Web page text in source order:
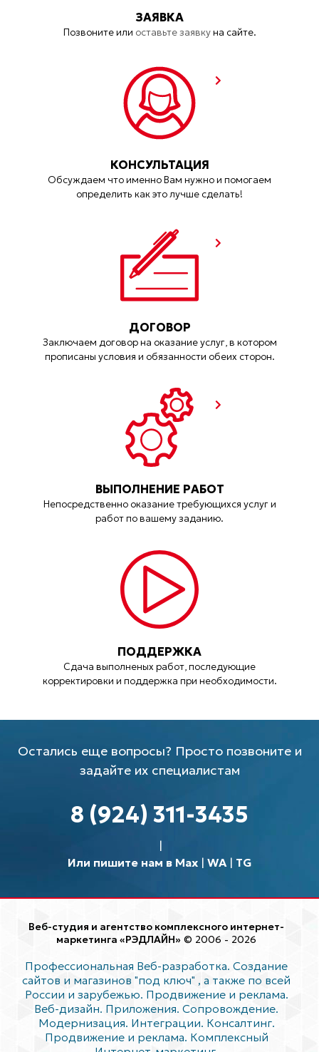
ЗАЯВКА
Позвоните или оставьте заявкуна сайте.
КОНСУЛЬТАЦИЯ
Обсуждаем что именно Вам нужно и помогаем
определить как это лучше сделать!
ДОГОВОР
Заключаем договор на оказание услуг, в котором
прописаны условия и обязанности обеих сторон.
ВЫПОЛНЕНИЕ РАБОТ
Непосредственно оказание требующихся услуг и
работ по вашему заданию.
ПОДДЕРЖКА
Сдача выполненых работ, последующие
корректировки и поддержка при необходимости.
Остались еще вопросы? Просто позвоните и
задайте их специалистам
8 (924) 311-3435
Или пишите нам в Max| WA| TG
Веб-студия и агентство комплексного интернет-
маркетинга «РЭДЛАЙН» © 2006 - 2026
Профессиональная Веб-разработка. Создание
сайтов и магазинов "под ключ" , а также по всей
России и зарубежью. Продвижение и реклама.
Веб-дизайн. Приложения. Сопровождение.
Модернизация. Интеграции. Консалтинг.
Продвижение и реклама. Комплексный